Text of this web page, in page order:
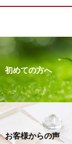
初めての方へ
お客様からの声